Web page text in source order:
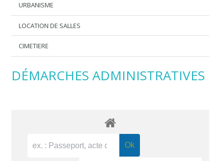
URBANISME
LOCATION DE SALLES
CIMETIERE
DÉMARCHES ADMINISTRATIVES